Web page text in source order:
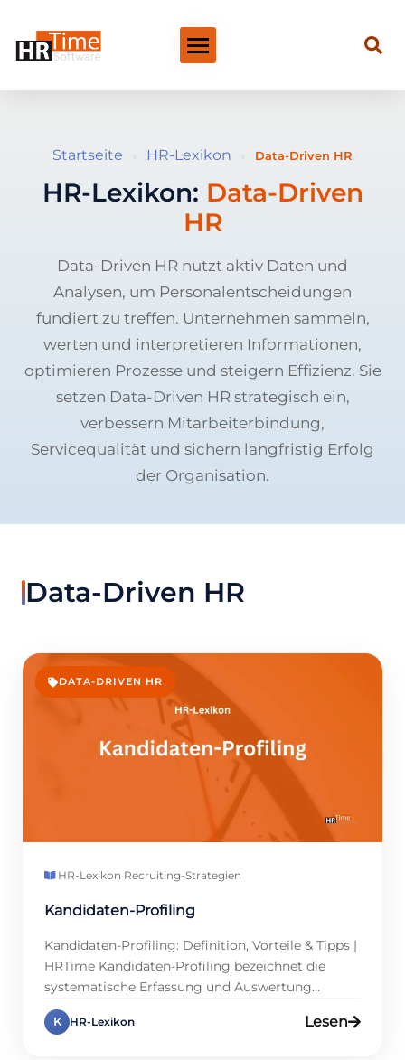
Startseite › HR-Lexikon › Data-Driven HR
HR-Lexikon: Data-Driven
HR
Data-Driven HR nutzt aktiv Daten und
Analysen, um Personalentscheidungen
fundiert zu treffen. Unternehmen sammeln,
werten und interpretieren Informationen,
optimieren Prozesse und steigern Effizienz. Sie
setzen Data-Driven HR strategisch ein,
verbessern Mitarbeiterbindung,
Servicequalität und sichern langfristig Erfolg
der Organisation.
Data-Driven HR
DATA-DRIVEN HR
HR-Lexikon·Recruiting-Strategien
Kandidaten-Profiling
Kandidaten-Profiling: Definition, Vorteile & Tipps |
HRTime Kandidaten-Profiling bezeichnet die
systematische Erfassung und Auswertung
relevanter Bewerberdaten im Recruiting-Prozess.
Ziel ist, Qualifikationen, Erfahrungen und Soft
K HR-Lexikon Lesen